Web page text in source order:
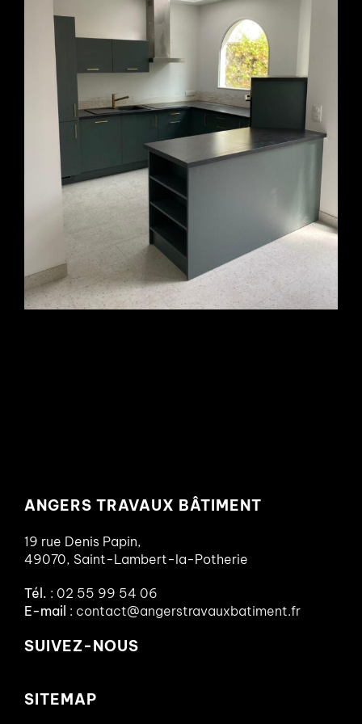
ANGERS TRAVAUX BÂTIMENT
19 rue Denis Papin,
49070, Saint-Lambert-la-Potherie
Tél. : 02 55 99 54 06
E-mail : contact@angerstravauxbatiment.fr
SUIVEZ-NOUS
SITEMAP